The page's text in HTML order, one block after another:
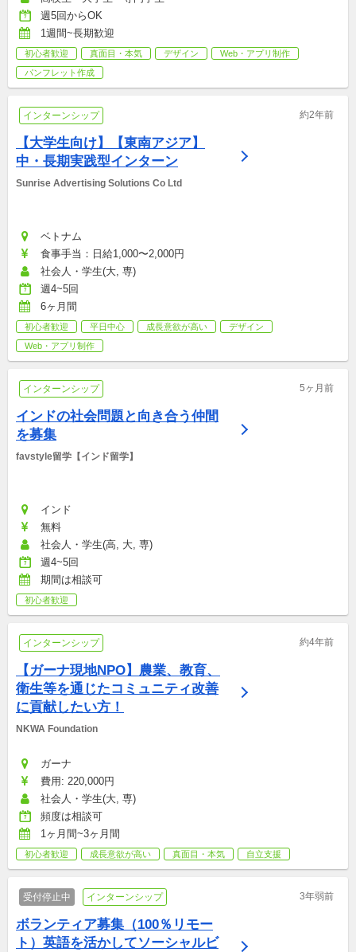
週5回からOK
1週間~長期歓迎
初心者歓迎 真面目・本気 デザイン
Web・アプリ制作
パンフレット作成
インターンシップ 約2年前
【大学生向け】【東南アジア】
中・長期実践型インターン
Sunrise Advertising Solutions Co Ltd
ベトナム
食事手当：日給1,000〜2,000円
社会人・学生(大, 専)
週4~5回
6ヶ月間
初心者歓迎 平日中心 成長意欲が高い
デザイン
Web・アプリ制作
インターンシップ 5ヶ月前
インドの社会問題と向き合う仲間
を募集
favstyle留学【インド留学】
インド
無料
社会人・学生(高, 大, 専)
週4~5回
期間は相談可
初心者歓迎
インターンシップ 約4年前
【ガーナ現地NPO】農業、教育、
衛生等を通じたコミュニティ改善
に貢献したい方！
NKWA Foundation
ガーナ
費用: 220,000円
社会人・学生(大, 専)
頻度は相談可
1ヶ月間~3ヶ月間
初心者歓迎 成長意欲が高い 真面目・本気 自立支援
受付停止中 インターンシップ 3年弱前
ボランティア募集（100％リモー
ト）英語を活かしてソーシャルビ